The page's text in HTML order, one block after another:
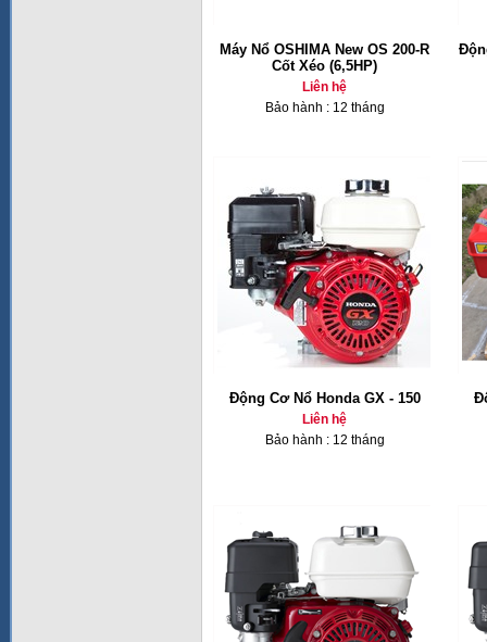
Máy Nổ OSHIMA New OS 200-R
Cốt Xéo (6,5HP)
Liên hệ
Bảo hành : 12 tháng
Động Cơ Nổ Honda GX - 150
Liên hệ
Bảo hành : 12 tháng